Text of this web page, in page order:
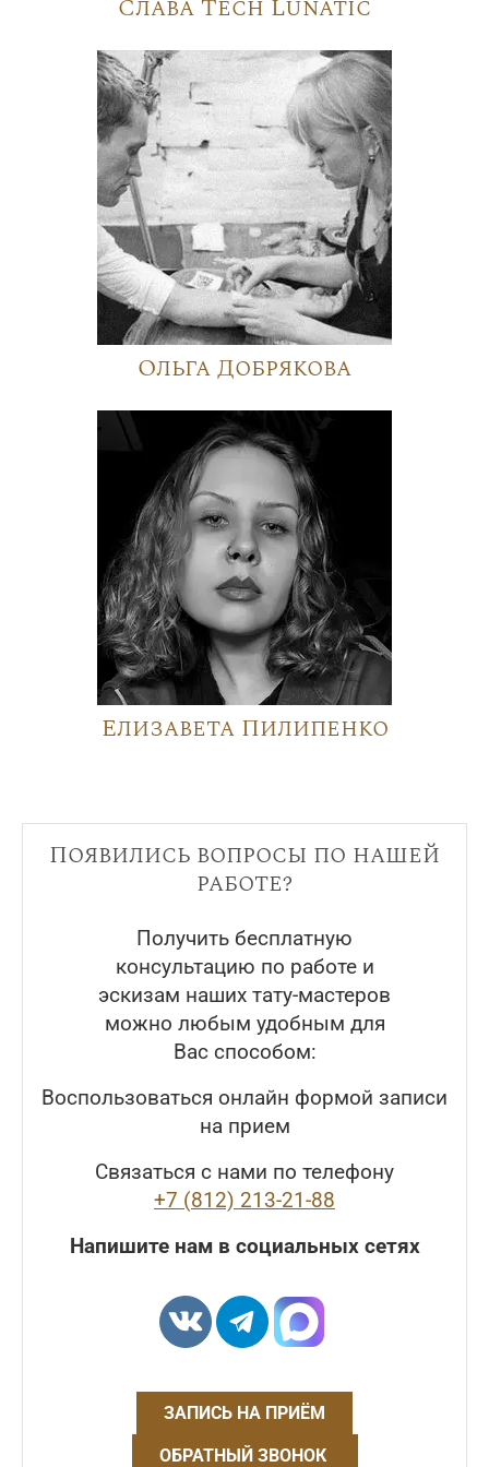
Слава Tech Lunatic
Ольга Добрякова
Елизавета Пилипенко
Появились вопросы по нашей
работе?
Получить бесплатную
консультацию по работе и
эскизам наших тату-мастеров
можно любым удобным для
Вас способом:
Воспользоваться онлайн формой записи
на прием
Связаться с нами по телефону
+7 (812) 213-21-88
Напишите нам в социальных сетях
ЗАПИСЬ НА ПРИЁМ
ОБРАТНЫЙ ЗВОНОК